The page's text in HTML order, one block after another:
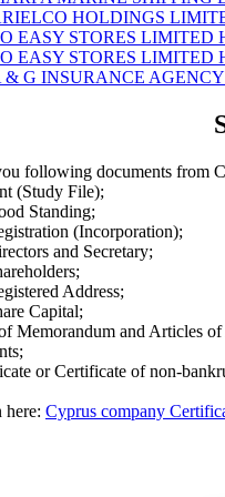
HOLDINGS
EASY STORES LIMITED
EASY STORES LIMITED
& G INSURANCE
following documents from
(Study File);
Standing;
(Incorporation);
and Secretary;
Address;
Capital;
Memorandum and Articles of
or Certificate of non-
Cyprus company